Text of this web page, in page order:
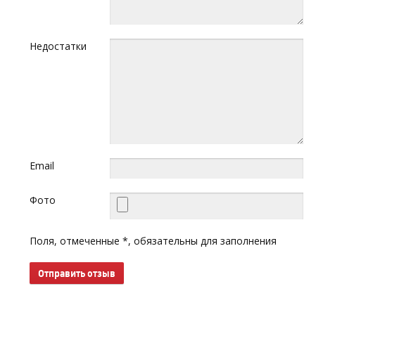
Недостатки
Email
Фото
Поля, отмеченные *, обязательны для заполнения
Отправить отзыв